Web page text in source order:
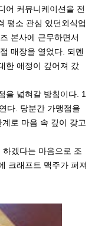
어 커뮤니케이션을 전
평소 관심 있던외식업
본사에 근무하면서
매장을 열었다. 되멘
한 애정이 깊어져 갔
을 넓혀갈 방침이다. 1
다. 당분간 가맹점을
로 마음 속 깊이 갖고
겠다는 마음으로 조
크래프트 맥주가 퍼져